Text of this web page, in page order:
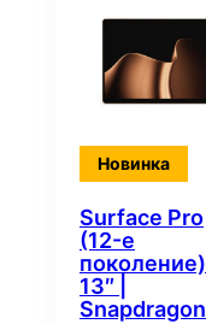
Новинка
Surface Pro
(12-е
поколение)
13″ |
Snapdragon